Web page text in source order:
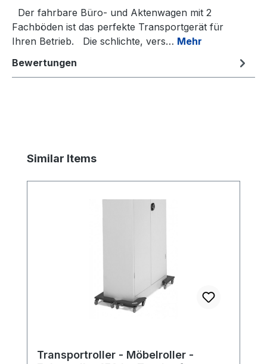
Der fahrbare Büro- und Aktenwagen mit 2
Fachböden ist das perfekte Transportgerät für
Ihren Betrieb. Die schlichte, vers… Mehr
Bewertungen
Produktgalerie überspringen
Similar Items
Transportroller - Möbelroller -